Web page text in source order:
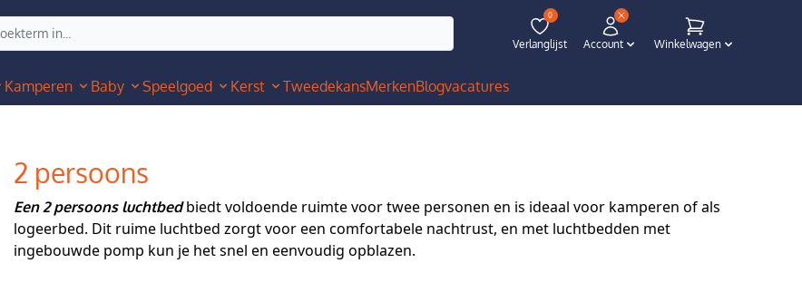
0
Verlanglijst Account Winkelwagen
Kamperen Baby Speelgoed Kerst TweedekansMerkenBlogvacatures
2 persoons
Een 2 persoons luchtbedbiedt voldoende ruimte voor twee personen en is ideaal voor kamperen of als
logeerbed. Dit ruime luchtbed zorgt voor een comfortabele nachtrust, en met luchtbedden met
ingebouwde pomp kun je het snel en eenvoudig opblazen.